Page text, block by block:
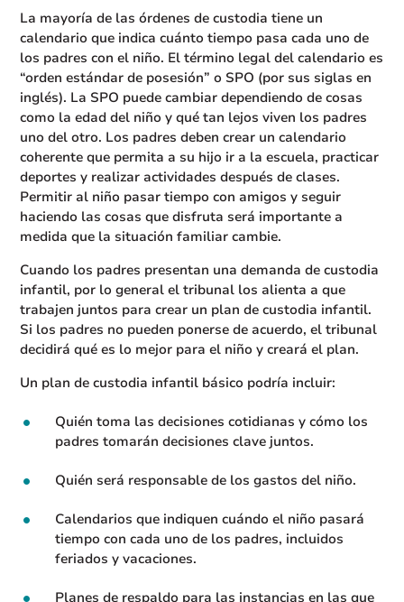
La mayoría de las órdenes de custodia tiene un
calendario que indica cuánto tiempo pasa cada uno de
los padres con el niño. El término legal del calendario es
“orden estándar de posesión” o SPO (por sus siglas en
inglés). La SPO puede cambiar dependiendo de cosas
como la edad del niño y qué tan lejos viven los padres
uno del otro. Los padres deben crear un calendario
coherente que permita a su hijo ir a la escuela, practicar
deportes y realizar actividades después de clases.
Permitir al niño pasar tiempo con amigos y seguir
haciendo las cosas que disfruta será importante a
medida que la situación familiar cambie.
Cuando los padres presentan una demanda de custodia
infantil, por lo general el tribunal los alienta a que
trabajen juntos para crear un plan de custodia infantil.
Si los padres no pueden ponerse de acuerdo, el tribunal
decidirá qué es lo mejor para el niño y creará el plan.
Un plan de custodia infantil básico podría incluir:
Quién toma las decisiones cotidianas y cómo los
padres tomarán decisiones clave juntos.
Quién será responsable de los gastos del niño.
Calendarios que indiquen cuándo el niño pasará
tiempo con cada uno de los padres, incluidos
feriados y vacaciones.
Planes de respaldo para las instancias en las que